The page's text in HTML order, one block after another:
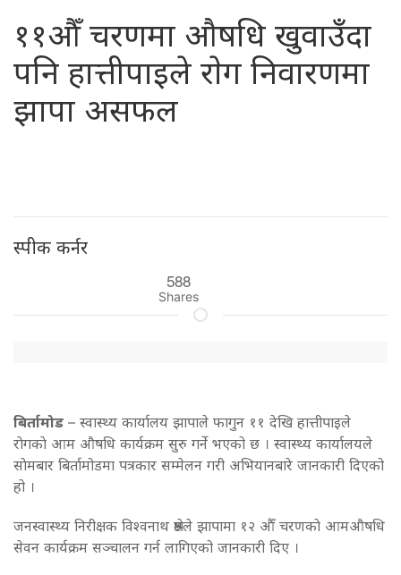
११औँ चरणमा औषधि खुवाउँदा
पनि हात्तीपाइले राेग निवारणमा
झापा असफल
स्पीक कर्नर
588
Shares
बिर्तामोड – स्वास्थ्य कार्यालय झापाले फागुन ११ देखि हात्तीपाइले
राेगकाे आम औषधि कार्यक्रम सुरु गर्ने भएको छ । स्वास्थ्य कार्यालयले
साेमबार बिर्तामोडमा पत्रकार सम्मेलन गरी अभियानबारे जानकारी दिएको
हो ।
जनस्वास्थ्य निरीक्षक विश्वनाथ श्रेष्ठले झापामा १२ औँ चरणकाे आमऔषधि
सेवन कार्यक्रम सञ्चालन गर्न लागिएको जानकारी दिए ।